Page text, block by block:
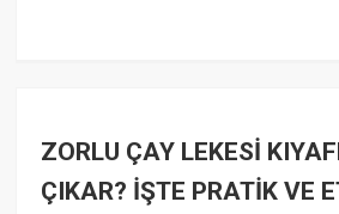
ZORLU ÇAY LEKESİ
ÇIKAR? İŞTE PRATİK VE